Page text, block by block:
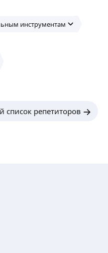
инструментам
список репетиторов